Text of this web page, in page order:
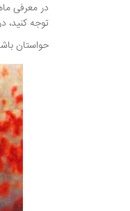
در معرفی
توجه
حواستان